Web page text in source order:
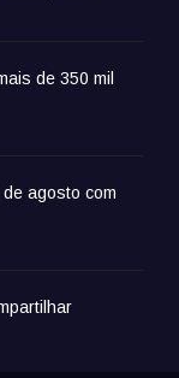
de 350 mil
agosto com